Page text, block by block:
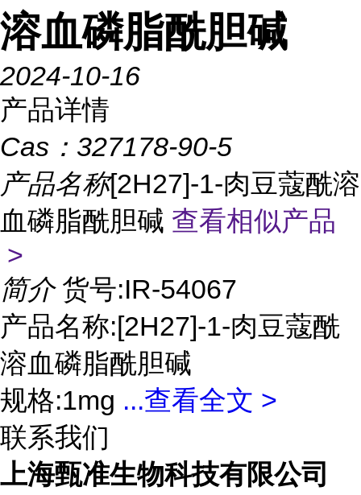
溶血磷脂酰胆碱
2024-10-16
产品详情
Cas： 327178-90-5
产品名称[2H27]-1-肉豆蔻酰溶
血磷脂酰胆碱 查看相似产品
>
简介 货号:IR-54067
产品名称:[2H27]-1-肉豆蔻酰
溶血磷脂酰胆碱
规格:1mg ...查看全文 >
联系我们
上海甄准生物科技有限公司